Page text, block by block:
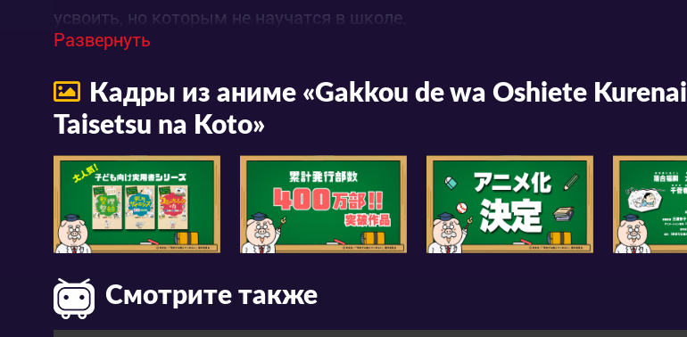
усвоить, но которым не научатся в школе.
Развернуть
Кадры из аниме «Gakkou de wa Oshiete Kurenai
Taisetsu na Koto»
Смотрите также